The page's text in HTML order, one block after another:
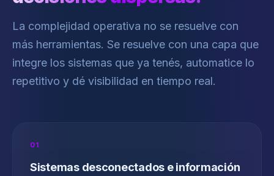
La complejidad operativa no se resuelve con
más herramientas. Se resuelve con una capa que
integre los sistemas que ya tenés, automatice lo
repetitivo y dé visibilidad en tiempo real.
01
Sistemas desconectados e información